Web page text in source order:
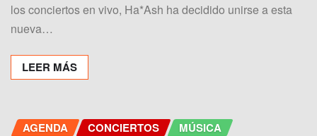
los conciertos en vivo, Ha*Ash ha decidido unirse a esta
nueva…
LEER MÁS
AGENDA CONCIERTOS MÚSICA